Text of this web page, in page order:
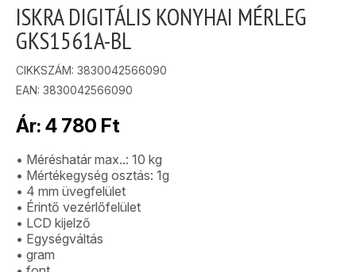
ISKRA DIGITÁLIS KONYHAI MÉRLEG
GKS1561A-BL
CIKKSZÁM: 3830042566090
EAN: 3830042566090
Ár: 4 780 Ft
• Méréshatár max..: 10 kg
• Mértékegység osztás: 1g
• 4 mm üvegfelület
• Érintő vezérlőfelület
• LCD kijelző
• Egységváltás
• gram